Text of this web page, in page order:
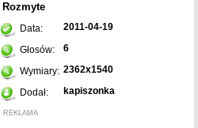
Rozmyte
Data: 2011-04-19
Głosów: 6
Wymiary: 2362x1540
Dodał: kapiszonka
REKLAMA